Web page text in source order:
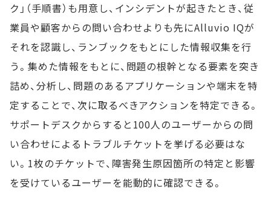
ク」（手順書）も用意し、インシデントが起きたとき、従
業員や顧客からの問い合わせよりも先にAlluvio IQが
それを認識し、ランブックをもとにした情報収集を行
う。集めた情報をもとに、問題の根幹となる要素を突き
詰め、分析し、問題のあるアプリケーションや端末を特
定することで、次に取るべきアクションを特定できる。
サポートデスクからすると100人のユーザーからの問
い合わせによるトラブルチケットを挙げる必要はな
い。1枚のチケットで、障害発生原因箇所の特定と影響
を受けているユーザーを能動的に確認できる。